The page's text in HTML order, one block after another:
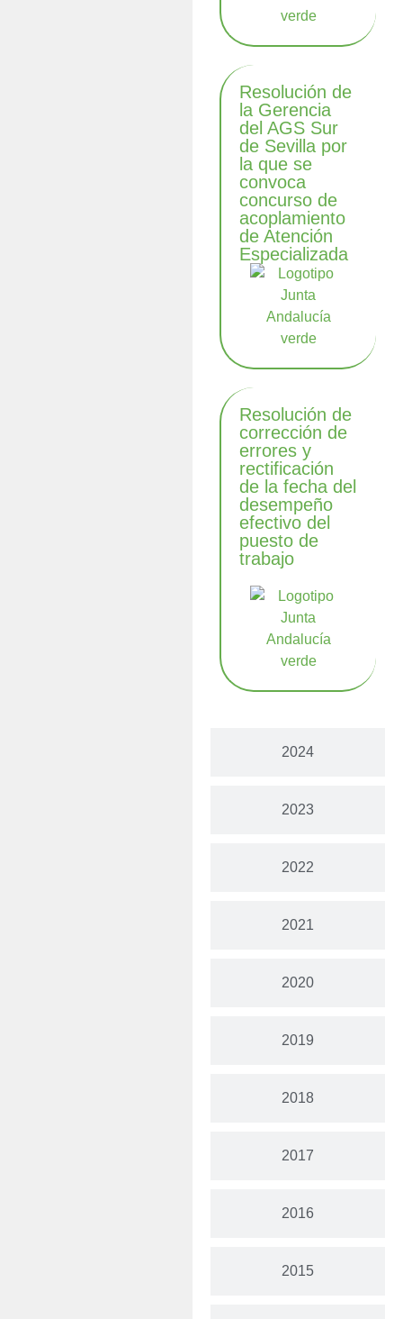
2024
2023
2022
2021
2020
2019
2018
2017
2016
2015
Resolución de
la Gerencia
del AGS Sur
de Sevilla por
la que se
convoca
concurso de
acoplamiento
de Atención
Especializada
Resolución de
corrección de
errores y
rectificación
de la fecha del
desempeño
efectivo del
puesto de
trabajo